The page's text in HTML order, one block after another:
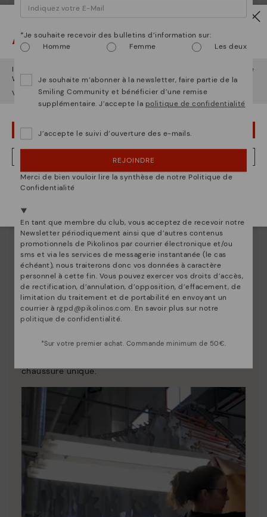
restent aussi belles qu'au premier jour.
La nature de Pikolinos
Découvrez suite
chaussure unique.
Attention !
Il semble que vous êtes en
et vous allez accéder au site
Web deFrance.
Voulez-vous aller sur le site Web deÉtats-Unis ?
OUPS... JE ME SUIS TROMPÉ, JE VEUX RESTER EN ÉTATS-UNIS
NON, JE VEUX ALLER SUR LE SITE WEB DU FRANCE
Nous sommes présents dans plus de 29 boutiques
*Je souhaite recevoir des bulletins d’information sur:
Homme
Femme Les deux
Je souhaite m’abonner à la newsletter, faire partie de la
Smiling Community et bénéficier d’une remise
supplémentaire. J’accepte la politique de confidentialité
J’accepte le suivi d’ouverture des e-mails.
REJOINDRE
Merci de bien vouloir lire la synthèse de notre Politique de
Confidentialité
En tant que membre du club, vous acceptez de recevoir notre
Newsletter périodiquement ainsi que d’autres contenus
promotionnels de Pikolinos par courrier électronique et/ou
sms et via les services de messagerie instantanée (le cas
échéant), nous traiterons donc vos données à caractère
personnel à cette fin. Vous pouvez exercer vos droits d’accès,
de rectification, d’annulation, d’opposition, d’effacement, de
limitation du traitement et de portabilité en envoyant un
courrier à rgpd@pikolinos.com. En savoir plus sur notre
politique de confidentialité.
*Sur votre premier achat. Commande minimum de 50€.